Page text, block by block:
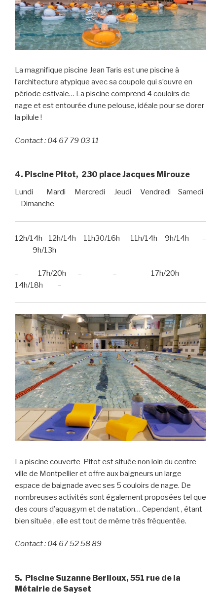
La magnifique piscine Jean Taris est une piscine à
l’architecture atypique avec sa coupole qui s’ouvre en
période estivale… La piscine comprend 4 couloirs de
nage et est entourée d’une pelouse, idéale pour se dorer
la pilule !
Contact : 04 67 79 03 11
4. Piscine Pitot, 230 place Jacques Mirouze
Lundi Mardi Mercredi Jeudi Vendredi Samedi
Dimanche
12h/14h 12h/14h 11h30/16h 11h/14h 9h/14h –
9h/13h
– 17h/20h – – 17h/20h
14h/18h –
La piscine couverte Pitot est située non loin du centre
ville de Montpellier et offre aux baigneurs un large
espace de baignade avec ses 5 couloirs de nage. De
nombreuses activités sont également proposées tel que
des cours d’aquagym et de natation… Cependant , étant
bien située , elle est tout de même très fréquentée.
Contact : 04 67 52 58 89
5. Piscine Suzanne Berlioux, 551 rue de la
Métairie de Sayset